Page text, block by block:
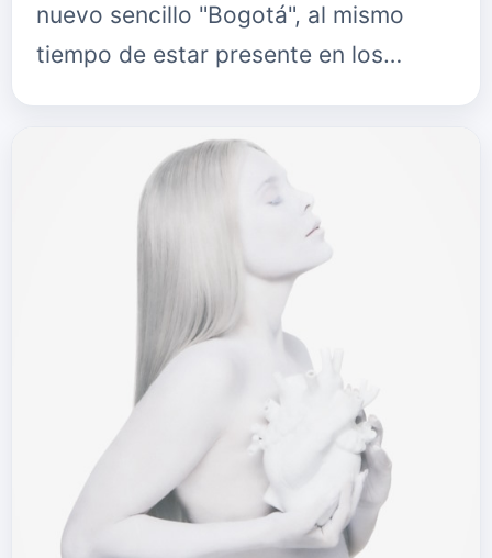
nuevo sencillo "Bogotá", al mismo
tiempo de estar presente en los
tuvo como sede a la Ciudad de